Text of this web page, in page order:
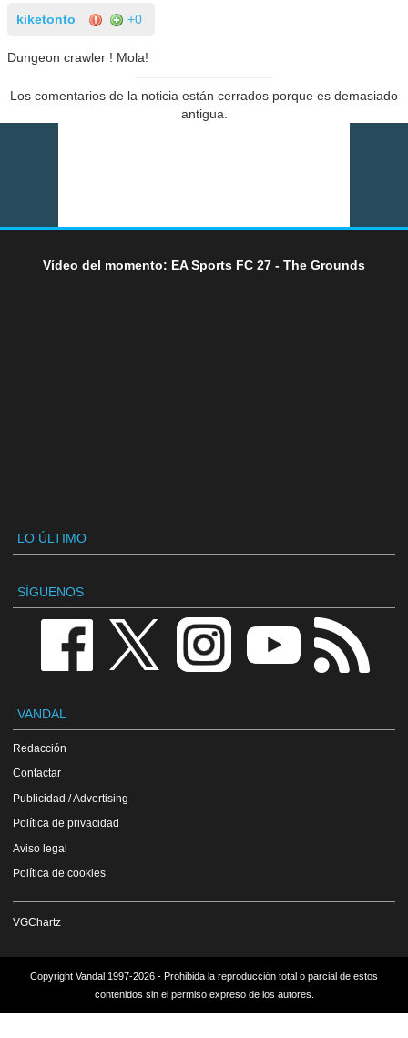
kiketonto +0
Dungeon crawler ! Mola!
Los comentarios de la noticia están cerrados porque es demasiado
antigua.
Vídeo del momento: EA Sports FC 27 - The Grounds
LO ÚLTIMO
SÍGUENOS
VANDAL
Redacción
Contactar
Publicidad / Advertising
Política de privacidad
Aviso legal
Política de cookies
VGChartz
Copyright Vandal 1997-2026 - Prohibida la reproducción total o parcial de estos
contenidos sin el permiso expreso de los autores.